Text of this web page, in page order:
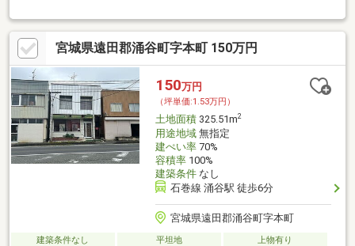
宮城県遠田郡涌谷町字本町 150万円
150万円
（坪単価:1.53万円）
土地面積325.51m2
用途地域無指定
建ぺい率70%
容積率100%
建築条件なし
石巻線 涌谷駅 徒歩6分
宮城県遠田郡涌谷町字本町
建築条件なし 平坦地 上物有り